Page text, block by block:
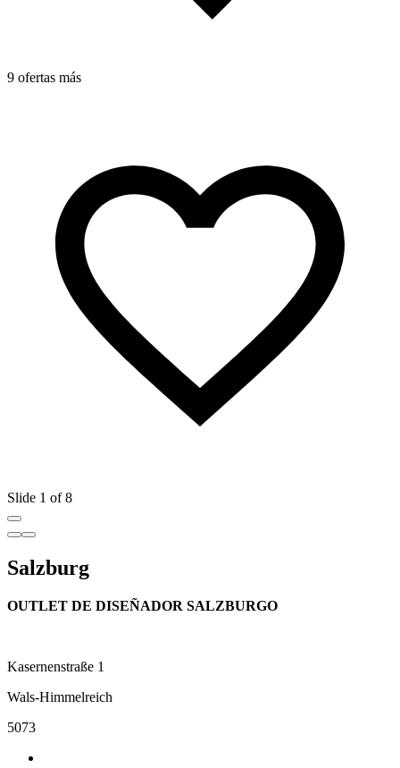
9 ofertas más
Slide 1 of 8
Salzburg
OUTLET DE DISEÑADOR SALZBURGO
Kasernenstraße 1
Wals-Himmelreich
5073